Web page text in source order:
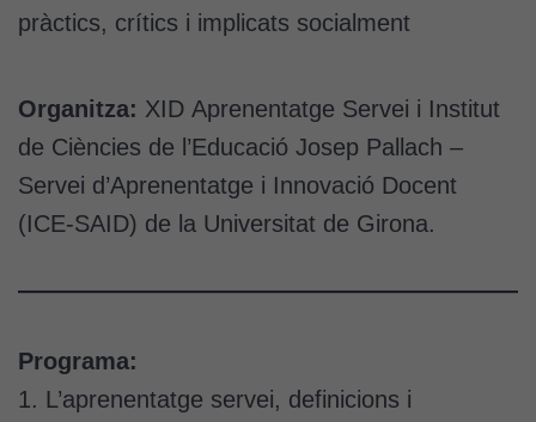
pràctics, crítics i implicats socialment
Organitza: XID Aprenentatge Servei i Institut
de Ciències de l’Educació Josep Pallach –
Servei d’Aprenentatge i Innovació Docent
(ICE-SAID) de la Universitat de Girona.
Programa:
1. L’aprenentatge servei, definicions i